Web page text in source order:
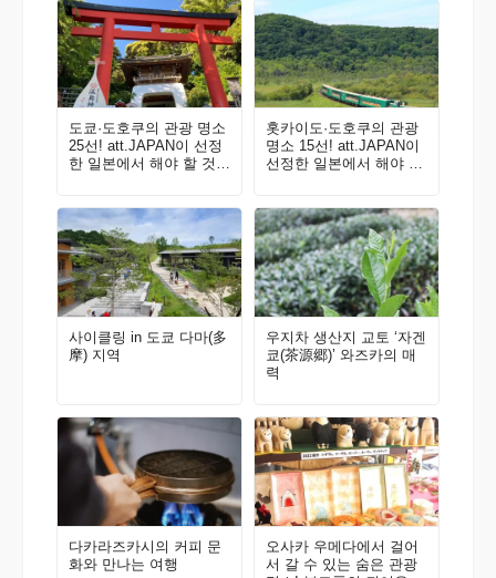
도쿄·도호쿠의 관광 명소
25선! att.JAPAN이 선정
한 일본에서 해야 할 것 1
홋카이도·도호쿠의 관광
명소 15선! att.JAPAN이
선정한 일본에서 해야 할
사이클링 in 도쿄 다마(多
摩) 지역
우지차 생산지 교토 ‘자겐
쿄(茶源郷)’ 와즈카의 매
력
다카라즈카시의 커피 문
화와 만나는 여행
오사카 우메다에서 걸어
서 갈 수 있는 숨은 관광